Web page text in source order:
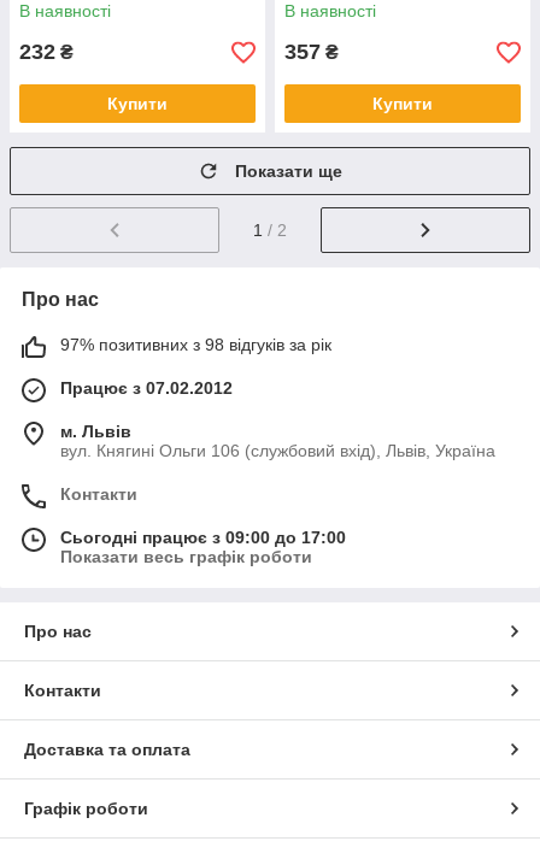
В наявності
232 ₴
Купити
В наявності
357 ₴
Купити
Показати ще
1 / 2
Про нас
97% позитивних з 98 відгуків за рік
Працює з 07.02.2012
м. Львів
вул. Княгині Ольги 106 (службовий вхід), Львів, Україна
Контакти
Сьогодні працює з 09:00 до 17:00
Показати весь графік роботи
Про нас
Контакти
Доставка та оплата
Графік роботи